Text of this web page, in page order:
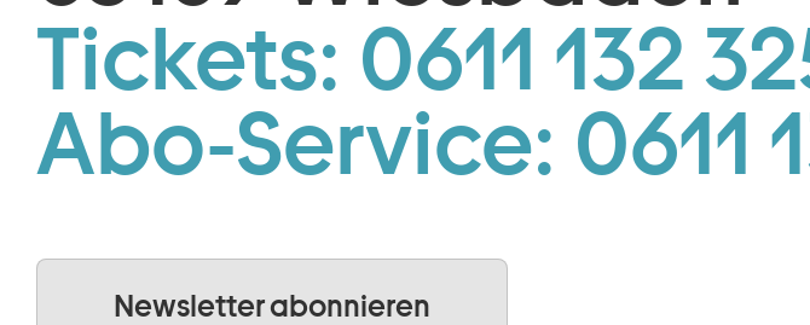
Tickets: 0611 132
Abo-Service: 0611
Newsletter abonnieren